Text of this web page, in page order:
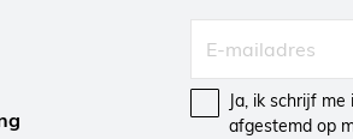
Ja, ik schrijf
afgestemd op